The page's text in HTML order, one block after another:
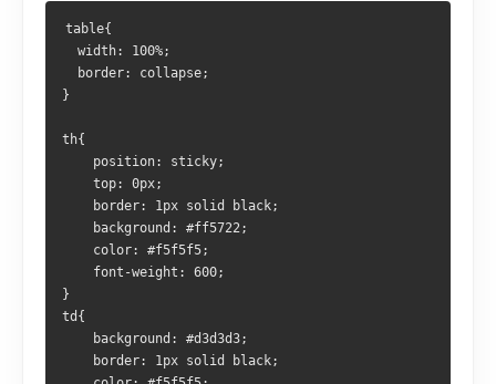
table{
  width: 100%;
  border: collapse;
}
th{
    position: sticky;
    top: 0px;
    border: 1px solid black;
    background: #ff5722;
    color: #f5f5f5;
    font-weight: 600;
}
td{
    background: #d3d3d3;
    border: 1px solid black;